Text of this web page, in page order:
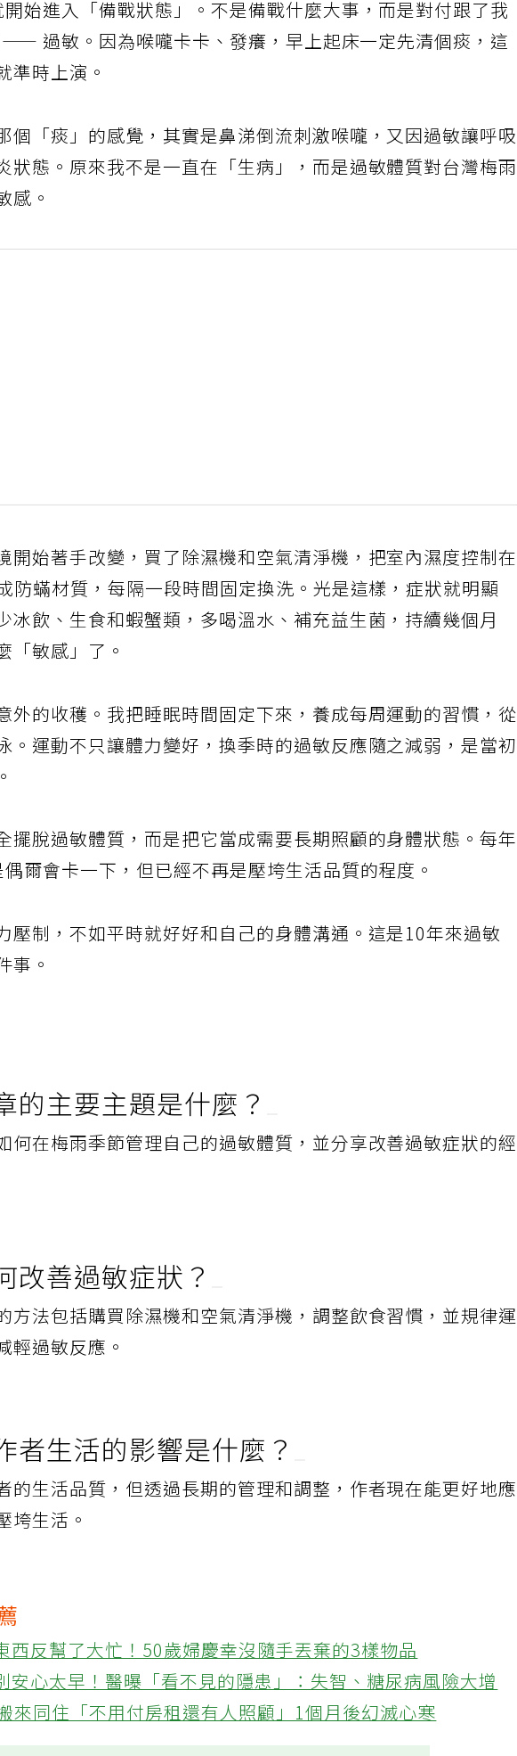
始進入「備戰狀態」。不是備戰什麼大事，而是對付跟了我
過敏。因為喉嚨卡卡、發癢，早上起床一定先清個痰，這
準時上演。
個「痰」的感覺，其實是鼻涕倒流刺激喉嚨，又因過敏讓呼吸
狀態。原來我不是一直在「生病」，而是過敏體質對台灣梅雨
感。
開始著手改變，買了除濕機和空氣清淨機，把室內濕度控制在
防蟎材質，每隔一段時間固定換洗。光是這樣，症狀就明顯
冰飲、生食和蝦蟹類，多喝溫水、補充益生菌，持續幾個月
「敏感」了。
外的收穫。我把睡眠時間固定下來，養成每周運動的習慣，從
。運動不只讓體力變好，換季時的過敏反應隨之減弱，是當初
擺脫過敏體質，而是把它當成需要長期照顧的身體狀態。每年
爾會卡一下，但已經不再是壓垮生活品質的程度。
壓制，不如平時就好好和自己的身體溝通。這是10年來過敏
。
的主要主題是什麼？
何在梅雨季節管理自己的過敏體質，並分享改善過敏症狀的經
改善過敏症狀？
方法包括購買除濕機和空氣清淨機，調整飲食習慣，並規律運
過敏反應。
者生活的影響是什麼？
的生活品質，但透過長期的管理和調整，作者現在能更好地應
生活。
反幫了大忙！50歲婦慶幸沒隨手丟棄的3樣物品
心太早！醫曝「看不見的隱患」：失智、糖尿病風險大增
來同住「不用付房租還有人照顧」1個月後幻滅心寒